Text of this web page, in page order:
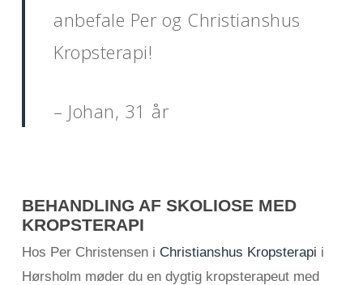
anbefale Per og Christianshus
Kropsterapi!
– Johan, 31 år
BEHANDLING AF SKOLIOSE MED
KROPSTERAPI
Hos Per Christensen i Christianshus Kropsterapi i
Hørsholm møder du en dygtig kropsterapeut med